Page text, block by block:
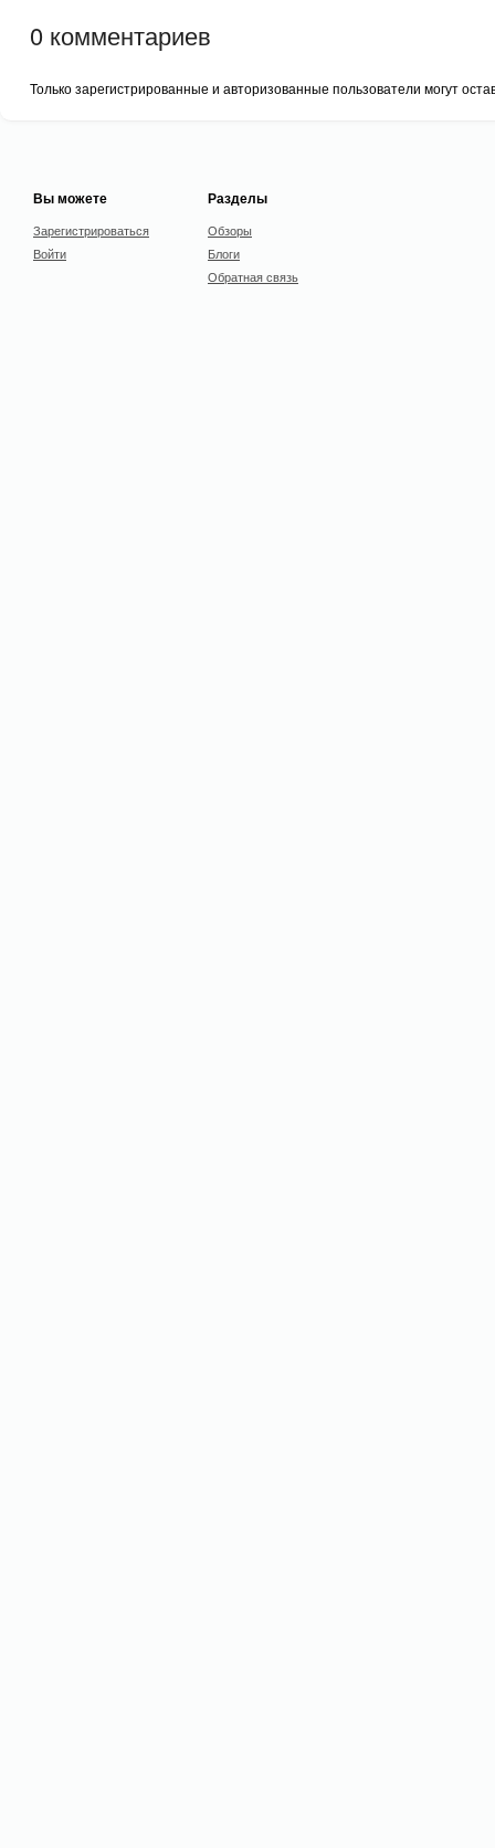
0 комментариев
Только зарегистрированные и авторизованные пользователи могут
Вы можете
Зарегистрироваться
Войти
Разделы
Обзоры
Блоги
Обратная связь